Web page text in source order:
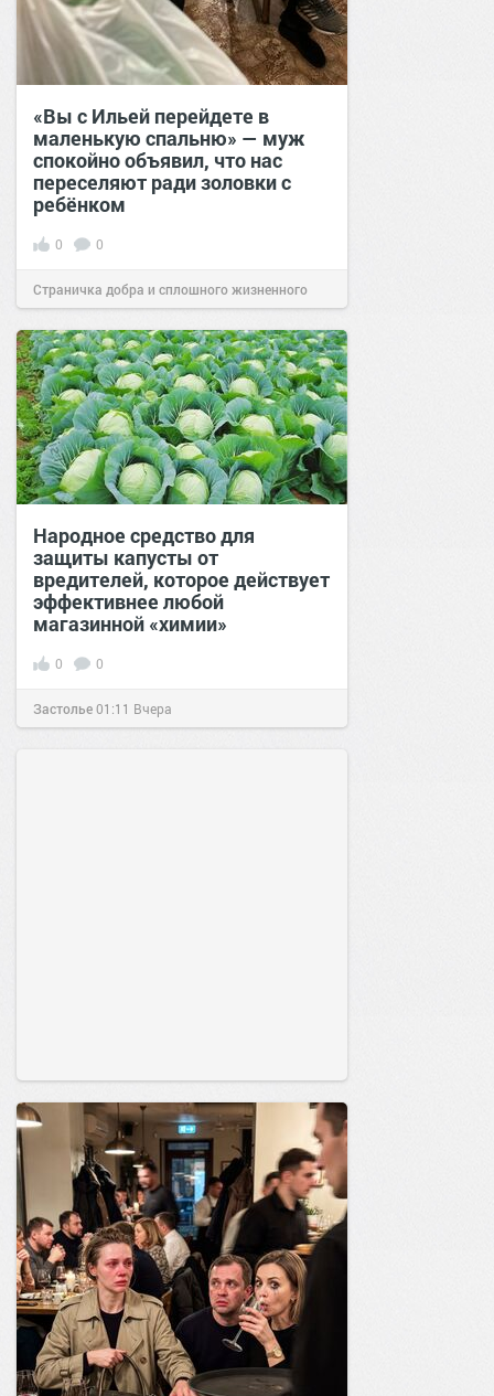
«Вы с Ильей перейдете в
маленькую спальню» — муж
спокойно объявил, что нас
переселяют ради золовки с
ребёнком
0 0
Страничка добра и сплошного жизненного
позитива!17:38Вчера
Народное средство для
защиты капусты от
вредителей, которое действует
эффективнее любой
магазинной «химии»
0 0
Застолье01:11 Вчера